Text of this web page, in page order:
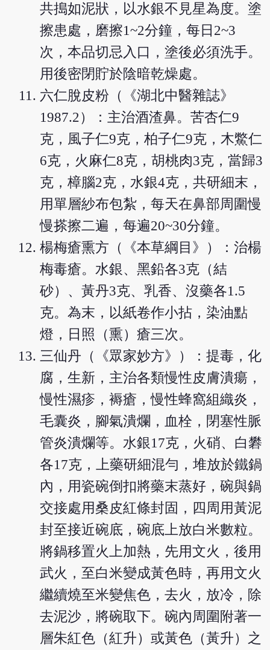
共搗如泥狀，以水銀不見星為度。塗
擦患處，磨擦1~2分鐘，每日2~3
次，本品切忌入口，塗後必須洗手。
用後密閉貯於陰暗乾燥處。
六仁脫皮粉（《湖北中醫雜誌》
1987.2）：主治酒渣鼻。苦杏仁9
克，風子仁9克，柏子仁9克，木鱉仁
6克，火麻仁8克，胡桃肉3克，當歸3
克，樟腦2克，水銀4克，共研細末，
用單層紗布包紮，每天在鼻部周圍慢
慢搽擦二遍，每遍20~30分鐘。
楊梅瘡熏方（《本草綱目》）：治楊
梅毒瘡。水銀、黑鉛各3克（結
砂）、黃丹3克、乳香、沒藥各1.5
克。為末，以紙卷作小拈，染油點
燈，日照（熏）瘡三次。
三仙丹（《眾家妙方》）：提毒，化
腐，生新，主治各類慢性皮膚潰瘍，
慢性濕疹，褥瘡，慢性蜂窩組織炎，
毛囊炎，腳氣潰爛，血栓，閉塞性脈
管炎潰爛等。水銀17克，火硝、白礬
各17克，上藥研細混勻，堆放於鐵鍋
內，用瓷碗倒扣將藥末蒸好，碗與鍋
交接處用桑皮紅條封固，四周用黃泥
封至接近碗底，碗底上放白米數粒。
將鍋移置火上加熱，先用文火，後用
武火，至白米變成黃色時，再用文火
繼續燒至米變焦色，去火，放冷，除
去泥沙，將碗取下。碗內周圍附著一
層朱紅色（紅升）或黃色（黃升）之